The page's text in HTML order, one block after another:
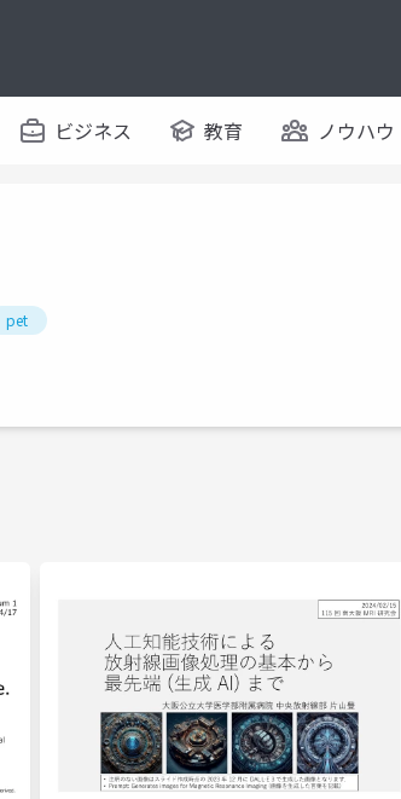
ビジネス 教育 ノウハウ
pet